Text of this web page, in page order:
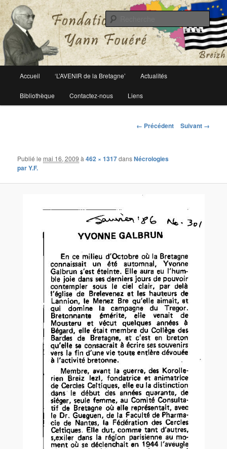
Fondation Yann Fouéré
Le site officiel de la fondation Yann Fouéré
principal
Aller
au
Accueil ‘L’AVENIR de la Bretagne’ Actualités
Bibliothèque Contactez-nous Liens
Navigation
← Précédent Suivant →
Publié lemai 16, 2009 à462 × 1317dansNécrologies
par Y.F.